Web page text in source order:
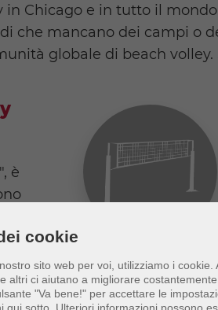
cookie
sito web per voi, utilizziamo i cookie.
altri ci aiutano a migliorare
"Va bene!" per accettare le
Chicago e in tutto il
che mancano dei campi o
globale di beach volley.
è
ed è
il